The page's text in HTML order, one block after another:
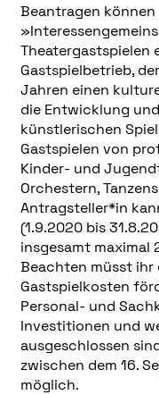
Beantragen
Theatergastspielen
Gastspielbetrieb,
Jahren einen
die Entwicklung
künstlerischen
Gastspielen von
Kinder- und
Orchestern,
Antragsteller*in
(1.9.2020 bis
insgesamt maximal
Beachten müsst ihr
Gastspielkosten
Personal- und
Investitionen und
ausgeschlossen
zwischen dem 16.
möglich.